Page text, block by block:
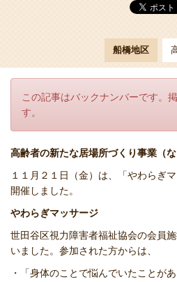
船橋地区
この記事はバックナンバーです。
す。
高齢者の新たな居場所づくり事業（な
１１月２１日（金）は、「やわらぎ
開催しました。
やわらぎマッサージ
世田谷区視力障害者福祉協会の会員
いました。参加された方からは、
・「身体のことで悩んでいたことが